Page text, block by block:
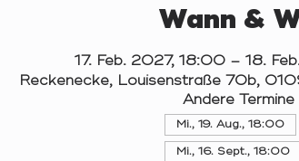
Wann &
17. Feb. 2027, 18:00 – 18.
Reckenecke, Louisenstraße 70b,
Andere Termine
Mi., 19. Aug., 18:00
Mi., 16. Sept., 18:00